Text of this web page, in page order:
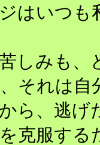
はいつも
しみも
、それは
、逃げ
克服する